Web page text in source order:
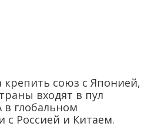
союз с Японией,
входят в пул
глобальном
с Россией и Китаем.